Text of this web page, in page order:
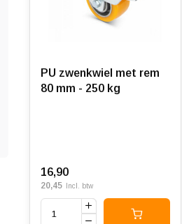
PU zwenkwiel met rem
80 mm - 250 kg
16,90
20,45 Incl. btw